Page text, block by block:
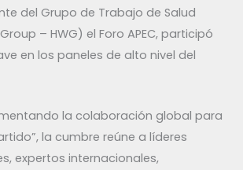
del Grupo de Trabajo de Salud
– HWG) el Foro APEC, participó
en los paneles de alto nivel del
la colaboración global para
la cumbre reúne a líderes
expertos internacionales,